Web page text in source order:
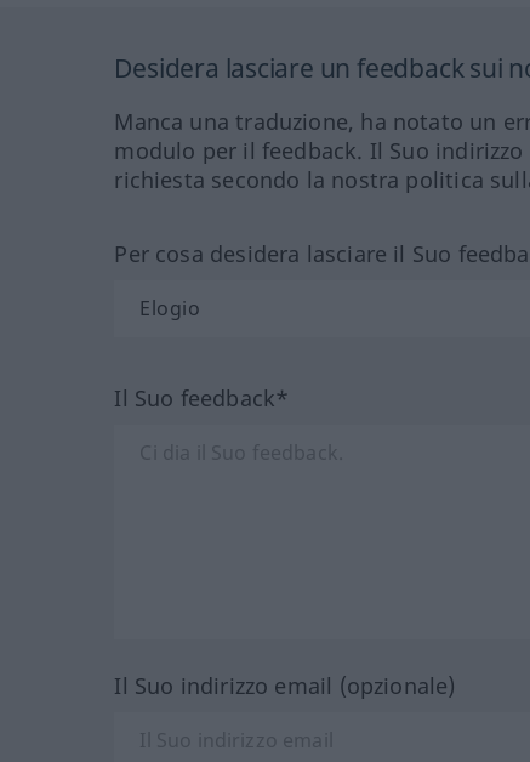
Desidera lasciare un feedback sui
Manca una traduzione, ha notato un
modulo per il feedback. Il Suo
richiesta secondo la nostra politica
Per cosa desidera lasciare il Suo
Il Suo feedback*
Il Suo indirizzo email (opzionale)